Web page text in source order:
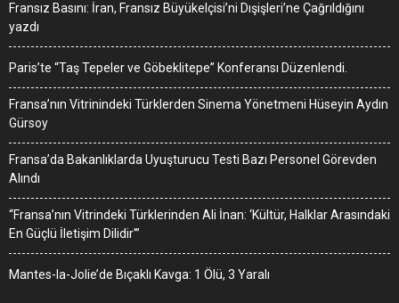
Fransız Basını: İran, Fransız Büyükelçisi’ni Dışişleri’ne Çağrıldığını
yazdı
Paris’te “Taş Tepeler ve Göbeklitepe” Konferansı Düzenlendi.
Fransa’nın Vitrinindeki Türklerden Sinema Yönetmeni Hüseyin Aydın
Gürsoy
Fransa’da Bakanlıklarda Uyuşturucu Testi Bazı Personel Görevden
Alındı
“Fransa’nın Vitrindeki Türklerinden Ali İnan: ‘Kültür, Halklar Arasındaki
En Güçlü İletişim Dilidir'”
Mantes-la-Jolie’de Bıçaklı Kavga: 1 Ölü, 3 Yaralı